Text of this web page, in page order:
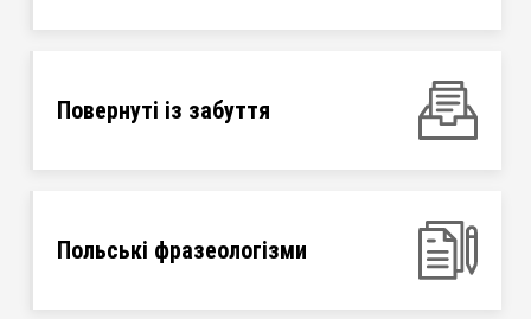
Повернуті із забуття
Польські фразеологізми